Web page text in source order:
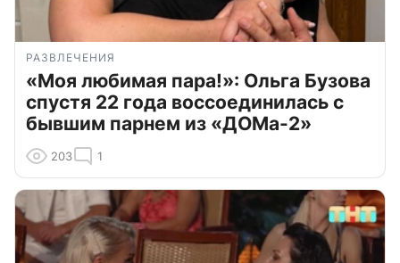
РАЗВЛЕЧЕНИЯ
«Моя любимая пара!»: Ольга Бузова
спустя 22 года воссоединилась с
бывшим парнем из «ДОМа-2»
203 1